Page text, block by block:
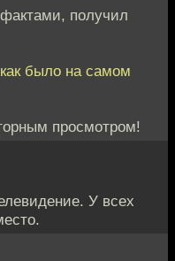
фактами, получил
было на самом
просмотром!
У всех